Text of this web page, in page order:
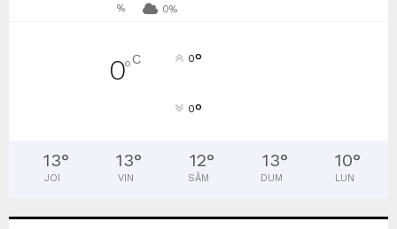
% 0%
0°C 0°
0°
13°
JOI
13°
VIN
12°
SÂM
13°
DUM
10°
LUN